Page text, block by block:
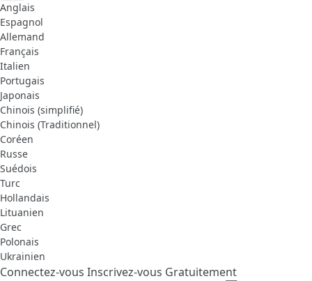
Anglais
Espagnol
Allemand
Français
Italien
Portugais
Japonais
Chinois (simplifié)
Chinois (Traditionnel)
Coréen
Russe
Suédois
Turc
Hollandais
Lituanien
Grec
Polonais
Ukrainien
Connectez-vous Inscrivez-vous Gratuitement